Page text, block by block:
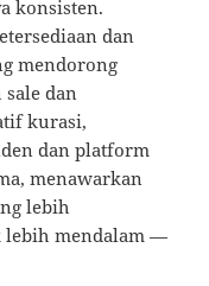
konsisten.
dan
mendorong
dan
kurasi,
dan platform
menawarkan
lebih
lebih mendalam —